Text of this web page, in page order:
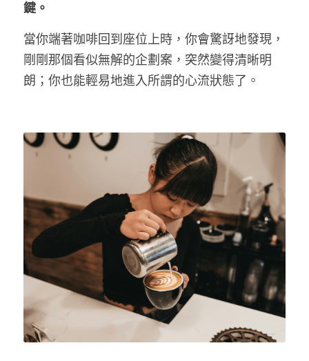
鍵。
當你端著咖啡回到座位上時，你會驚訝地發現，
剛剛那個看似無解的企劃案，突然變得清晰明
朗；你也能輕易地進入所謂的心流狀態了。